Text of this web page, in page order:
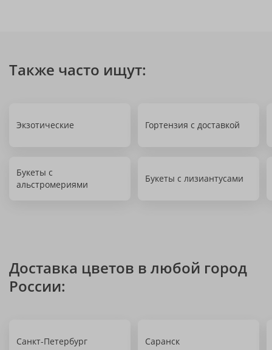
Также часто ищут:
Экзотические Гортензия с доставкой
Букеты с
альстромериями
Букеты с лизиантусами
Доставка цветов в любой город
России:
Санкт-Петербург Саранск